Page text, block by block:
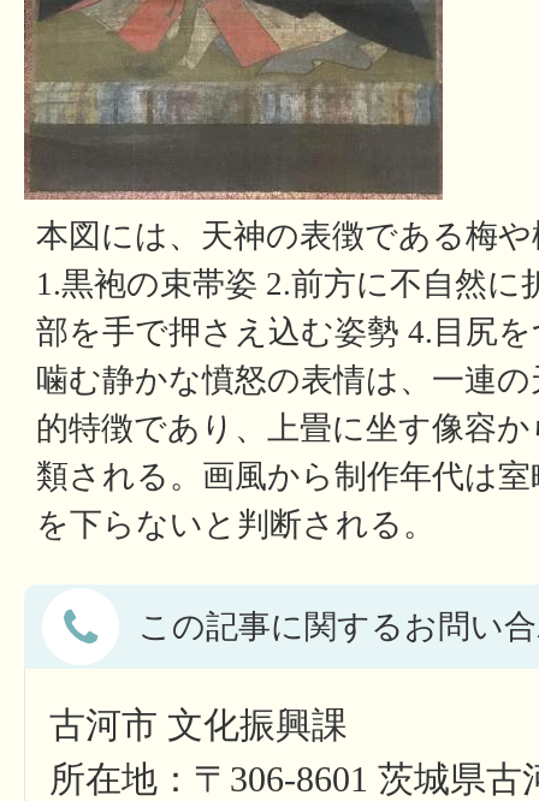
本図には、天神の表徴である梅
1.黒袍の束帯姿 2.前方に不自然に
部を手で押さえ込む姿勢 4.目尻
噛む静かな憤怒の表情は、一連
的特徴であり、上畳に坐す像容
類される。画風から制作年代は
を下らないと判断される。
この記事に関するお問い
古河市 文化振興課
所在地：〒306-8601 茨城県